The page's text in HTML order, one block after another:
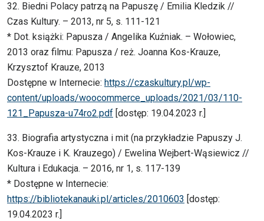
32. Biedni Polacy patrzą na Papuszę / Emilia Kledzik //
Czas Kultury. – 2013, nr 5, s. 111-121
* Dot. książki: Papusza / Angelika Kuźniak. – Wołowiec,
2013 oraz filmu: Papusza / reż. Joanna Kos-Krauze,
Krzysztof Krauze, 2013
Dostępne w Internecie: https://czaskultury.pl/wp-
content/uploads/woocommerce_uploads/2021/03/110-
121_Papusza-u74ro2.pdf [dostęp: 19.04.2023 r.]
33. Biografia artystyczna i mit (na przykładzie Papuszy J.
Kos-Krauze i K. Krauzego) / Ewelina Wejbert-Wąsiewicz //
Kultura i Edukacja. – 2016, nr 1, s. 117-139
* Dostępne w Internecie:
https://bibliotekanauki.pl/articles/2010603 [dostęp:
19.04.2023 r.]